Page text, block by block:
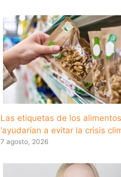
Las etiquetas de los alimentos
‘ayudarían a evitar la crisis
7 agosto, 2026